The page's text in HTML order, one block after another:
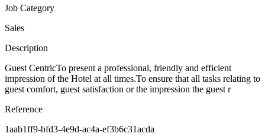
Job Category
Sales
Description
Guest CentricTo present a professional, friendly and efficient
impression of the Hotel at all times.To ensure that all tasks relating to
guest comfort, guest satisfaction or the impression the guest r
Reference
1aab1ff9-bfd3-4e9d-ac4a-ef3b6c31acda